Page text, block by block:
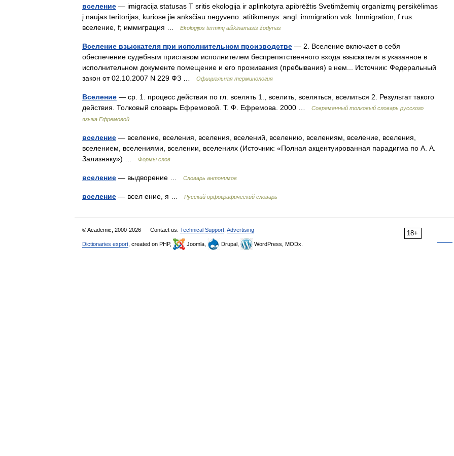
вселение — imigracija statusas T sritis ekologija ir aplinkotyra apibrėžtis Svetimžemių organizmų persikėlimas
į naujas teritorijas, kuriose jie anksčiau negyveno. atitikmenys: angl. immigration vok. Immigration, f rus.
вселение, f; иммиграция …
Ekologijos terminų aiškinamasis žodynas
Вселение взыскателя при исполнительном производстве — 2. Вселение включает в себя
обеспечение судебным приставом исполнителем беспрепятственного входа взыскателя в указанное в
исполнительном документе помещение и его проживания (пребывания) в нем... Источник: Федеральный
закон от 02.10.2007 N 229 ФЗ …
Официальная терминология
Вселение — ср. 1. процесс действия по гл. вселять 1., вселить, вселяться, вселиться 2. Результат такого
действия. Толковый словарь Ефремовой. Т. Ф. Ефремова. 2000 …
Современный толковый словарь русского
языка Ефремовой
вселение — вселение, вселения, вселения, вселений, вселению, вселениям, вселение, вселения,
вселением, вселениями, вселении, вселениях (Источник: «Полная акцентуированная парадигма по А. А.
Зализняку») …
Формы слов
вселение — выдворение … Словарь антонимов
вселение — всел ение, я … Русский орфографический словарь
18+
© Academic, 2000-2026 Contact us: Technical Support Advertising
Dictionaries export , created on PHP, Joomla, Drupal, WordPress, MODx.